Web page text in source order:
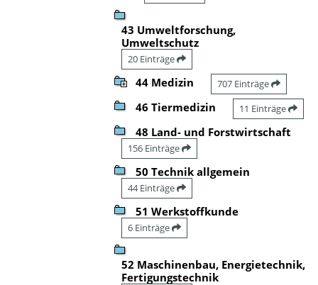
43 Umweltforschung,
Umweltschutz
20 Einträge
44 Medizin 707 Einträge
46 Tiermedizin 11 Einträge
48 Land- und Forstwirtschaft
156 Einträge
50 Technik allgemein
44 Einträge
51 Werkstoffkunde
6 Einträge
52 Maschinenbau, Energietechnik,
Fertigungstechnik